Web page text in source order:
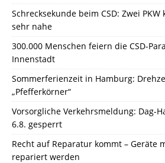
Schrecksekunde beim CSD: Zwei
sehr nahe
300.000 Menschen feiern die CSD-
Innenstadt
Sommerferienzeit in Hamburg:
„Pfefferkörner“
Vorsorgliche Verkehrsmeldung: Dag-
6.8. gesperrt
Recht auf Reparatur kommt – Geräte
repariert werden